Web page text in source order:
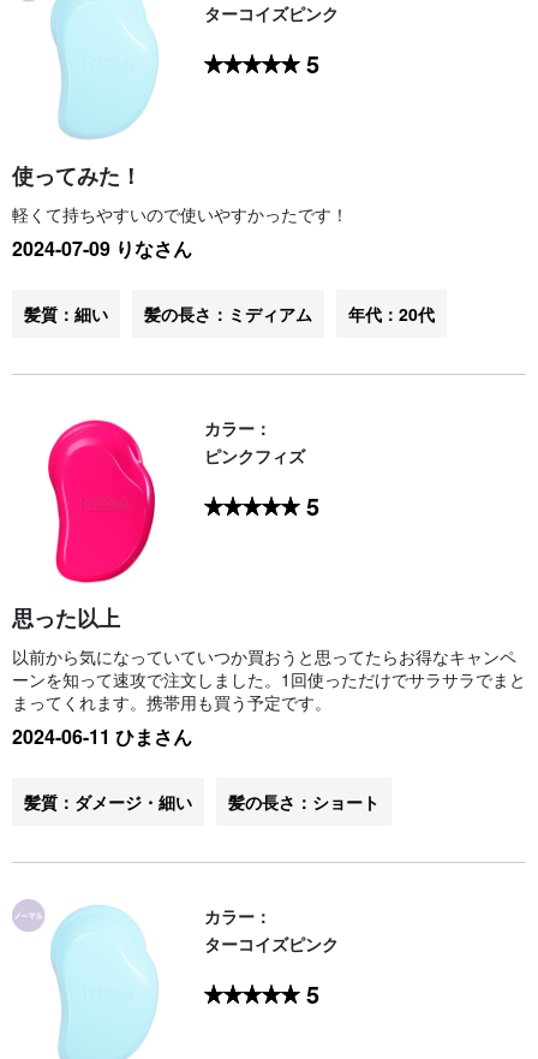
ターコイズピンク
5
使ってみた！
軽くて持ちやすいので使いやすかったです！
2024-07-09 りなさん
髪質：細い 髪の長さ：ミディアム 年代：20代
カラー：
ピンクフィズ
5
思った以上
以前から気になっていていつか買おうと思ってたらお得なキャンペ
ーンを知って速攻で注文しました。1回使っただけでサラサラでまと
まってくれます。携帯用も買う予定です。
2024-06-11 ひまさん
髪質：ダメージ・細い 髪の長さ：ショート
カラー：
ターコイズピンク
5